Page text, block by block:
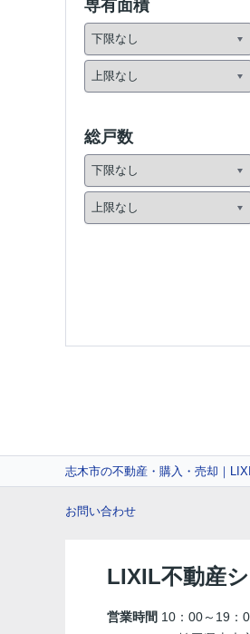
専有面積
総戸数
志木市の不動産・購入・売却｜
お問い合わせ
LIXIL不動産
営業時間 10：00～19：